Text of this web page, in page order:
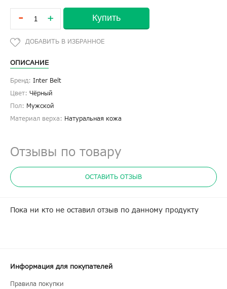
- + Купить
ОПИСАНИЕ
Бренд: Inter Belt
Цвет: Чёрный
Пол: Мужской
Материал верха: Натуральная кожа
Отзывы по товару
ОСТАВИТЬ ОТЗЫВ
Пока ни кто не оставил отзыв по данному продукту
Информация для покупателей
Правила покупки